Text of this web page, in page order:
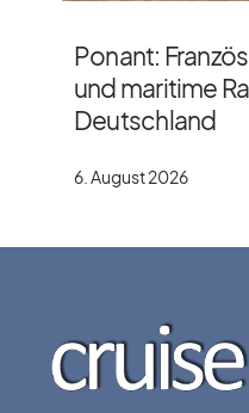
Ponant:
und maritime
Deutschland
6. August 2026